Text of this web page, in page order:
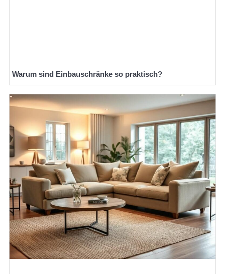
Warum sind Einbauschränke so praktisch?